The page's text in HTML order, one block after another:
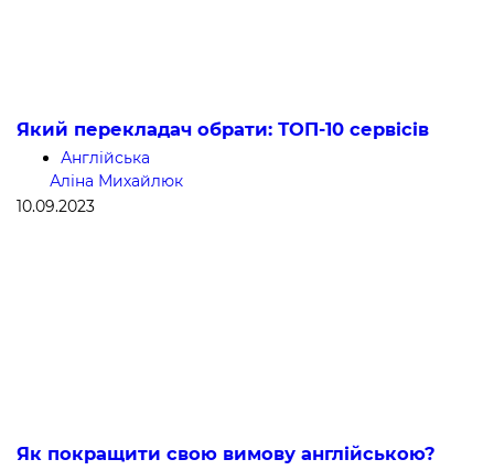
Який перекладач обрати: ТОП-10 сервісів
Англійська
Аліна Михайлюк
10.09.2023
Як покращити свою вимову англійською?